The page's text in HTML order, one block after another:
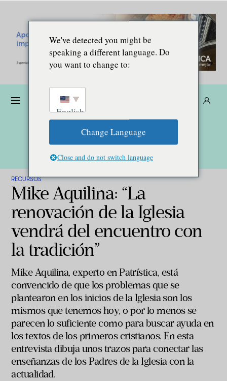
RECURSOS
Mike Aquilina: “La
renovación de la Iglesia
vendrá del encuentro con
la tradición”
Mike Aquilina, experto en Patrística, está
convencido de que los problemas que se
plantearon en los inicios de la Iglesia son los
mismos que tenemos hoy, o por lo menos se
parecen lo suficiente como para buscar ayuda en
los textos de los primeros cristianos. En esta
entrevista dibuja unos trazos para conectar las
enseñanzas de los Padres de la Iglesia con la
actualidad.
We've detected you might be
speaking a different language. Do
you want to change to:
English
Change Language
Close and do not switch language